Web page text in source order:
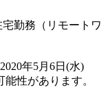
勤務（リモートワ
年5月6日(水)
性があります。